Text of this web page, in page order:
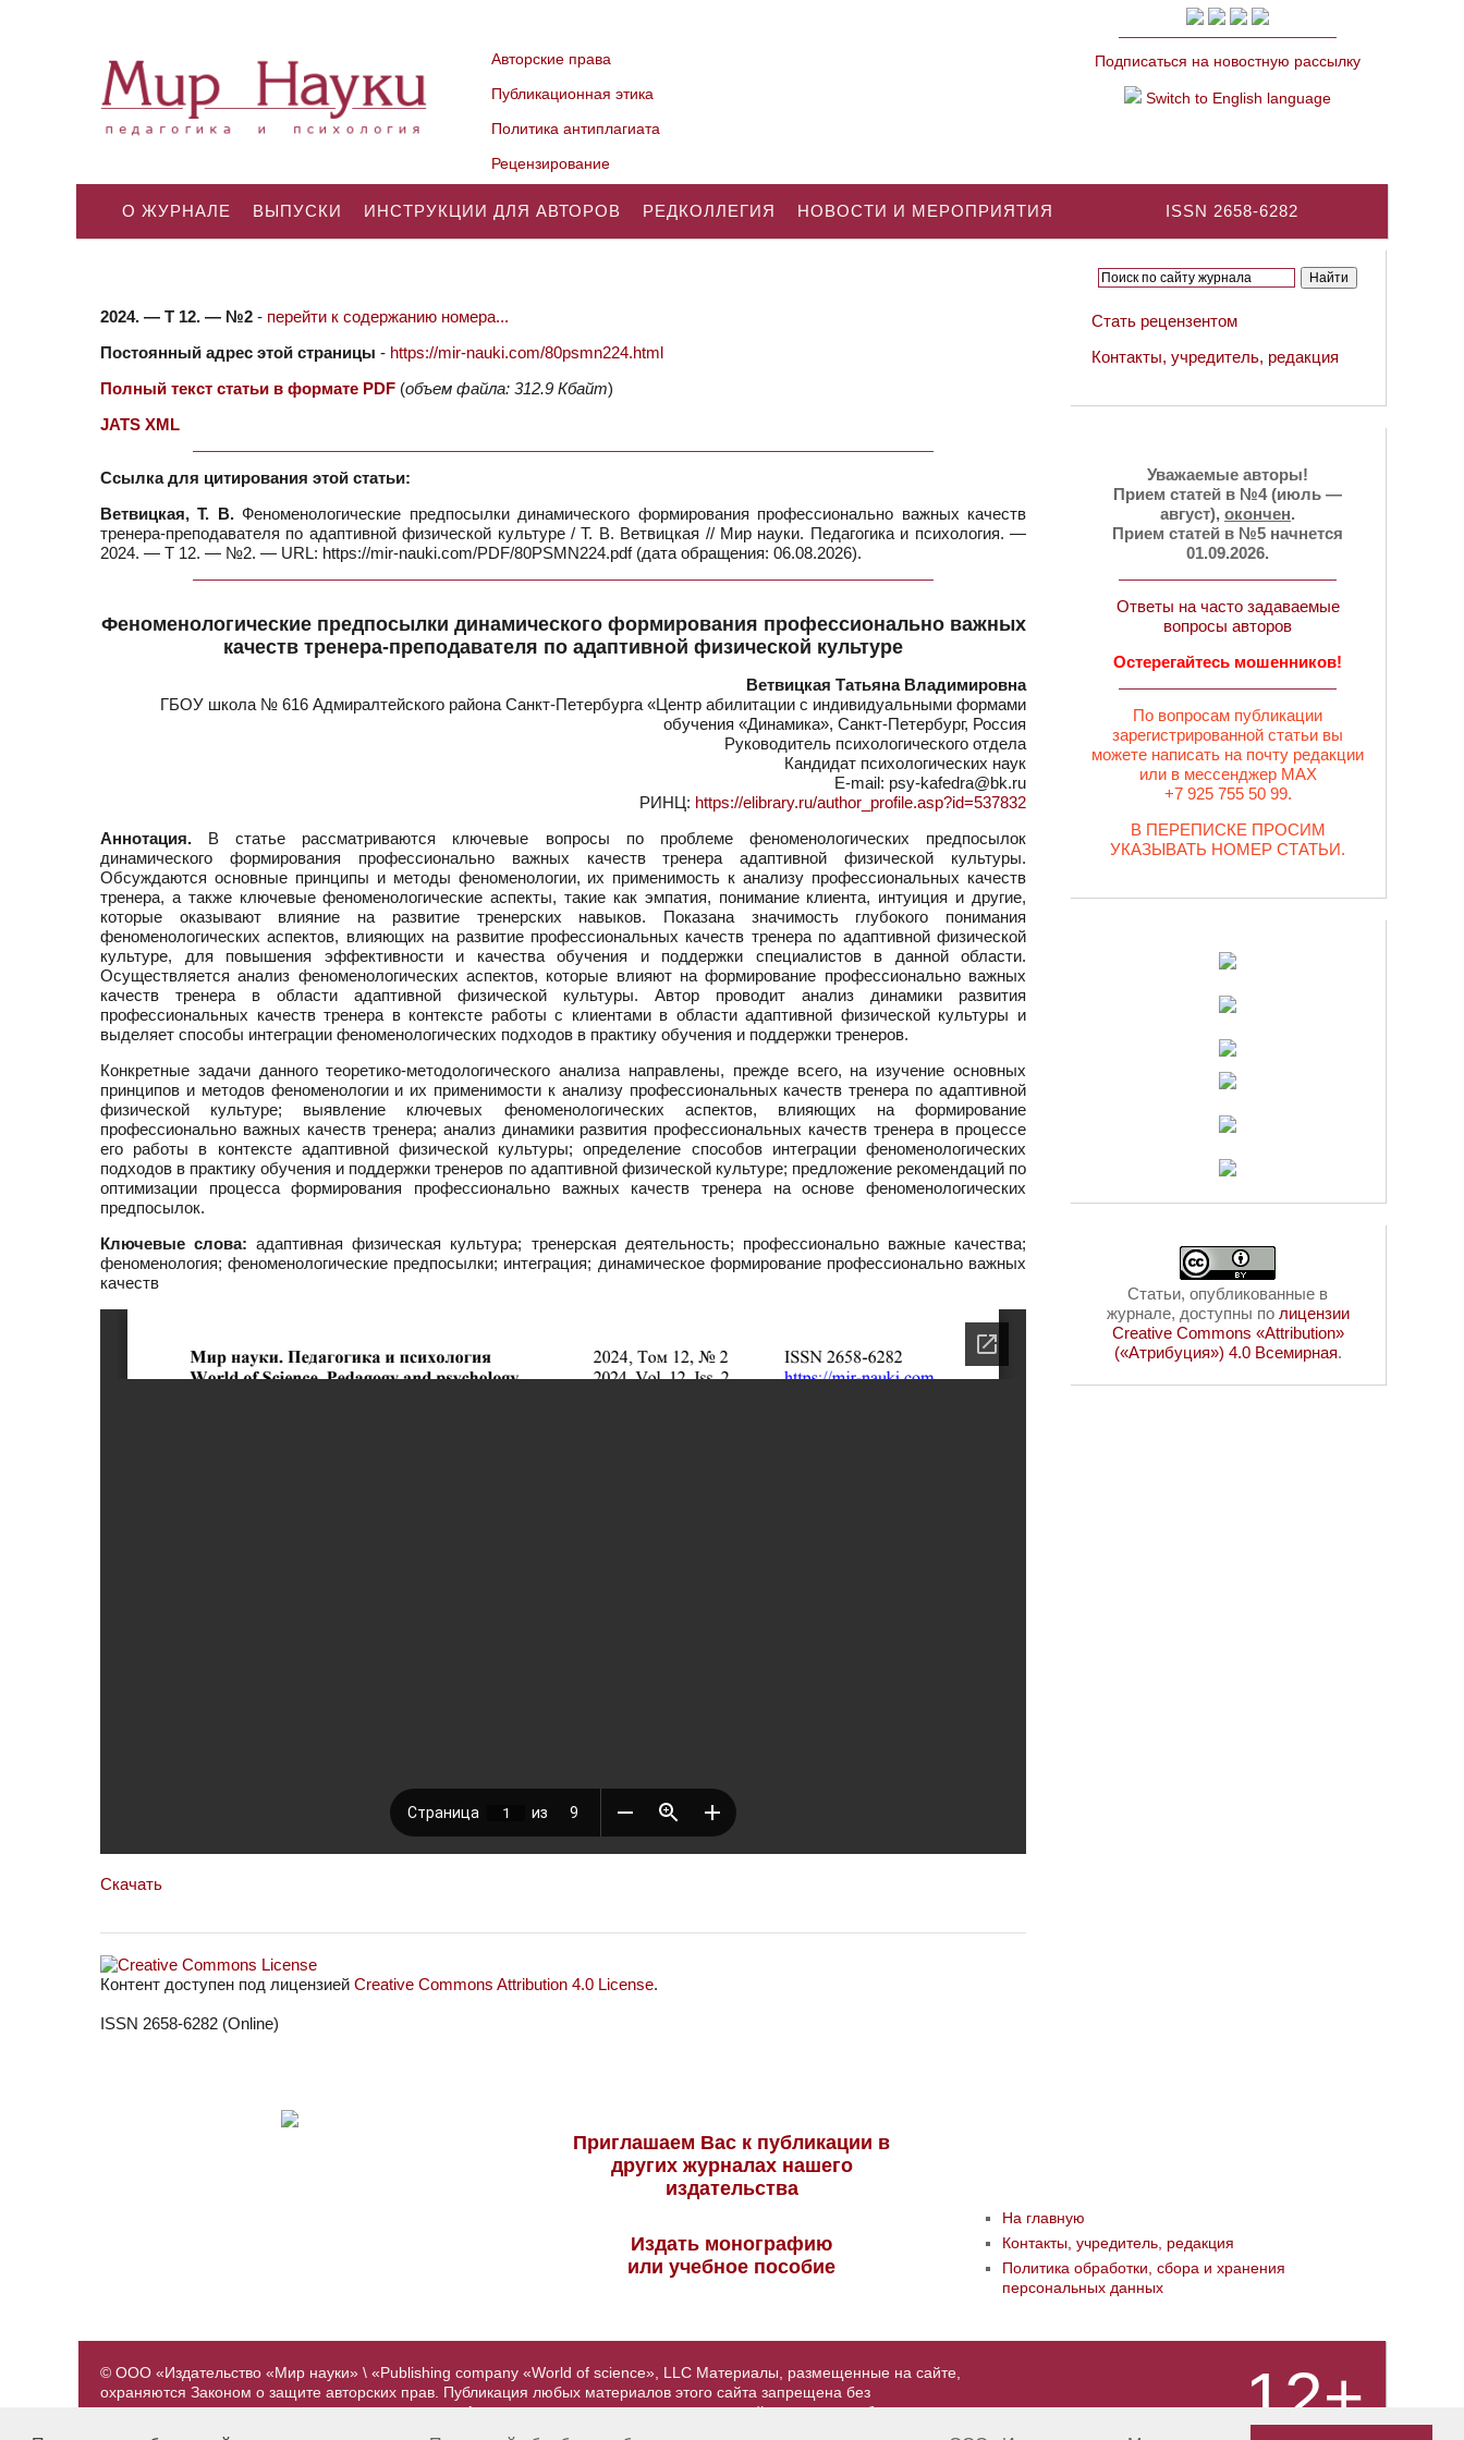
Авторские права
Публикационная этика
Политика антиплагиата
Рецензирование
Подписаться на новостную рассылку
Switch to English language
ISSN 2658-6282
О ЖУРНАЛЕ ВЫПУСКИ ИНСТРУКЦИИ ДЛЯ АВТОРОВ РЕДКОЛЛЕГИЯ НОВОСТИ И МЕРОПРИЯТИЯ
2024. — Т 12. — №2 - перейти к содержанию номера...
Постоянный адрес этой страницы - https://mir-nauki.com/80psmn224.html
Полный текст статьи в формате PDF (объем файла: 312.9 Кбайт)
JATS XML
Ссылка для цитирования этой статьи:
Ветвицкая, Т. В.Феноменологические предпосылки динамического формирования профессионально важных качеств
тренера-преподавателя по адаптивной физической культуре / Т. В. Ветвицкая // Мир науки. Педагогика и психология. —
2024. — Т 12. — №2. — URL: https://mir-nauki.com/PDF/80PSMN224.pdf (дата обращения: 06.08.2026).
Феноменологические предпосылки динамического формирования профессионально важных
качеств тренера-преподавателя по адаптивной физической культуре
Ветвицкая Татьяна Владимировна
ГБОУ школа № 616 Адмиралтейского района Санкт-Петербурга «Центр абилитации с индивидуальными формами
обучения «Динамика», Санкт-Петербург, Россия
Руководитель психологического отдела
Кандидат психологических наук
E-mail: psy-kafedra@bk.ru
РИНЦ: https://elibrary.ru/author_profile.asp?id=537832
Аннотация. В статье рассматриваются ключевые вопросы по проблеме феноменологических предпосылок
динамического формирования профессионально важных качеств тренера адаптивной физической культуры.
Обсуждаются основные принципы и методы феноменологии, их применимость к анализу профессиональных качеств
тренера, а также ключевые феноменологические аспекты, такие как эмпатия, понимание клиента, интуиция и другие,
которые оказывают влияние на развитие тренерских навыков. Показана значимость глубокого понимания
феноменологических аспектов, влияющих на развитие профессиональных качеств тренера по адаптивной физической
культуре, для повышения эффективности и качества обучения и поддержки специалистов в данной области.
Осуществляется анализ феноменологических аспектов, которые влияют на формирование профессионально важных
качеств тренера в области адаптивной физической культуры. Автор проводит анализ динамики развития
профессиональных качеств тренера в контексте работы с клиентами в области адаптивной физической культуры и
выделяет способы интеграции феноменологических подходов в практику обучения и поддержки тренеров.
Конкретные задачи данного теоретико-методологического анализа направлены, прежде всего, на изучение основных
принципов и методов феноменологии и их применимости к анализу профессиональных качеств тренера по адаптивной
физической культуре; выявление ключевых феноменологических аспектов, влияющих на формирование
профессионально важных качеств тренера; анализ динамики развития профессиональных качеств тренера в процессе
его работы в контексте адаптивной физической культуры; определение способов интеграции феноменологических
подходов в практику обучения и поддержки тренеров по адаптивной физической культуре; предложение рекомендаций по
оптимизации процесса формирования профессионально важных качеств тренера на основе феноменологических
предпосылок.
Ключевые слова: адаптивная физическая культура; тренерская деятельность; профессионально важные качества;
феноменология; феноменологические предпосылки; интеграция; динамическое формирование профессионально важных
качеств
Скачать
Контент доступен под лицензией Creative Commons Attribution 4.0 License.
ISSN 2658-6282 (Online)
Стать рецензентом
Контакты, учредитель, редакция
Уважаемые авторы!
Прием статей в №4 (июль —
август), окончен.
Прием статей в №5 начнется
01.09.2026.
Ответы на часто задаваемые
вопросы авторов
Остерегайтесь мошенников!
По вопросам публикации
зарегистрированной статьи вы
можете написать на почту редакции
или в мессенджер MAX
+7 925 755 50 99.
В ПЕРЕПИСКЕ ПРОСИМ
УКАЗЫВАТЬ НОМЕР СТАТЬИ.
Статьи, опубликованные в
журнале, доступны по лицензии
Creative Commons «Attribution»
(«Атрибуция») 4.0 Всемирная.
Приглашаем Вас к публикации в
других журналах нашего
издательства
Издать монографию
или учебное пособие
На главную
Контакты, учредитель, редакция
Политика обработки, сбора и хранения
персональных данных
© ООО «Издательство «Мир науки» \ «Publishing company «World of science», LLC Материалы, размещенные на сайте,
охраняются Законом о защите авторских прав. Публикация любых материалов этого сайта запрещена без
предварительного согласования с издательством. Авторские права на размещенные на сайте научные публикации
12+